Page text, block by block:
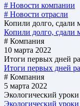
# Новости компании
# Новости отрасли
Копили долго, сдали
Копили долго, сдали
# Компания
10 марта 2022
Итоги первых дней
Итоги первых дней
# Компания
5 марта 2022
Экологический
Экологический